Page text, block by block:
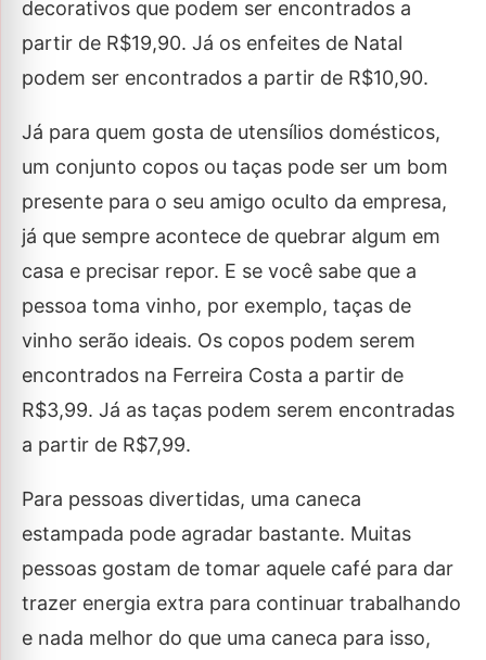
decorativos que podem ser encontrados a
partir de R$19,90. Já os enfeites de Natal
podem ser encontrados a partir de R$10,90.
Já para quem gosta de utensílios domésticos,
um conjunto copos ou taças pode ser um bom
presente para o seu amigo oculto da empresa,
já que sempre acontece de quebrar algum em
casa e precisar repor. E se você sabe que a
pessoa toma vinho, por exemplo, taças de
vinho serão ideais. Os copos podem serem
encontrados na Ferreira Costa a partir de
R$3,99. Já as taças podem serem encontradas
a partir de R$7,99.
Para pessoas divertidas, uma caneca
estampada pode agradar bastante. Muitas
pessoas gostam de tomar aquele café para dar
trazer energia extra para continuar trabalhando
e nada melhor do que uma caneca para isso,